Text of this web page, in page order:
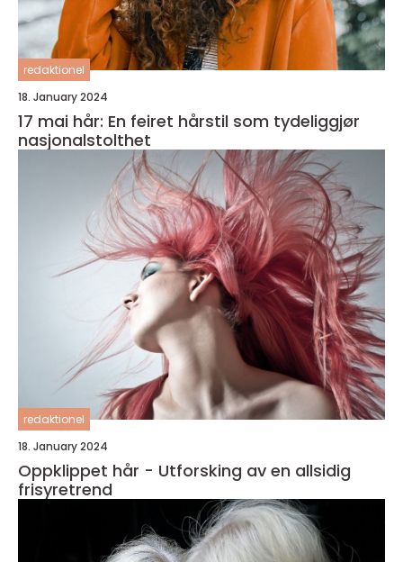
redaktionel
18. January 2024
17 mai hår: En feiret hårstil som tydeliggjør
nasjonalstolthet
redaktionel
18. January 2024
Oppklippet hår - Utforsking av en allsidig
frisyretrend